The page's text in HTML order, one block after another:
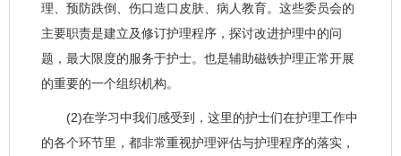
理、预防跌倒、伤口造口皮肤、病人教育。这些委员会的
主要职责是建立及修订护理程序，探讨改进护理中的问
题，最大限度的服务于护士。也是辅助磁铁护理正常开展
的重要的一个组织机构。
(2)在学习中我们感受到，这里的护士们在护理工作中
的各个环节里，都非常重视护理评估与护理程序的落实，